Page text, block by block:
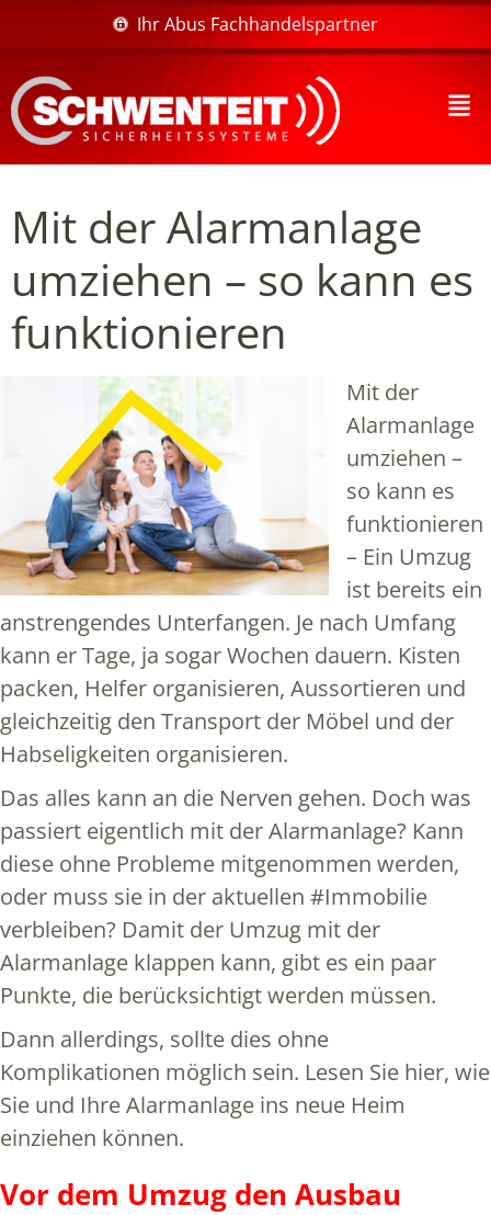
Ihr Abus Fachhandelspartner
Mit der Alarmanlage
umziehen – so kann es
funktionieren
Mit der
Alarmanlage
umziehen –
so kann es
funktionieren
– Ein Umzug
ist bereits ein
anstrengendes Unterfangen. Je nach Umfang
kann er Tage, ja sogar Wochen dauern. Kisten
packen, Helfer organisieren, Aussortieren und
gleichzeitig den Transport der Möbel und der
Habseligkeiten organisieren.
Das alles kann an die Nerven gehen. Doch was
passiert eigentlich mit der Alarmanlage? Kann
diese ohne Probleme mitgenommen werden,
oder muss sie in der aktuellen #Immobilie
verbleiben? Damit der Umzug mit der
Alarmanlage klappen kann, gibt es ein paar
Punkte, die berücksichtigt werden müssen.
Dann allerdings, sollte dies ohne
Komplikationen möglich sein. Lesen Sie hier, wie
Sie und Ihre Alarmanlage ins neue Heim
einziehen können.
Vor dem Umzug den Ausbau